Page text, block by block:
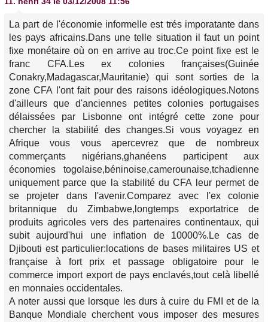
La part de l'économie informelle est trés imporatante dans
les pays africains.Dans une telle situation il faut un point
fixe monétaire où on en arrive au troc.Ce point fixe est le
franc CFA.Les ex colonies françaises(Guinée
Conakry,Madagascar,Mauritanie) qui sont sorties de la
zone CFA l'ont fait pour des raisons idéologiques.Notons
d'ailleurs que d'anciennes petites colonies portugaises
délaissées par Lisbonne ont intégré cette zone pour
chercher la stabilité des changes.Si vous voyagez en
Afrique vous vous apercevrez que de nombreux
commerçants nigérians,ghanéens participent aux
économies togolaise,béninoise,camerounaise,tchadienne
uniquement parce que la stabilité du CFA leur permet de
se projeter dans l'avenir.Comparez avec l'ex colonie
britannique du Zimbabwe,longtemps exportatrice de
produits agricoles vers des partenaires continentaux, qui
subit aujourd'hui une inflation de 10000%.Le cas de
Djibouti est particulier:locations de bases militaires US et
française à fort prix et passage obligatoire pour le
commerce import export de pays enclavés,tout celà libellé
en monnaies occidentales.
A noter aussi que lorsque les durs à cuire du FMI et de la
Banque Mondiale cherchent vous imposer des mesures